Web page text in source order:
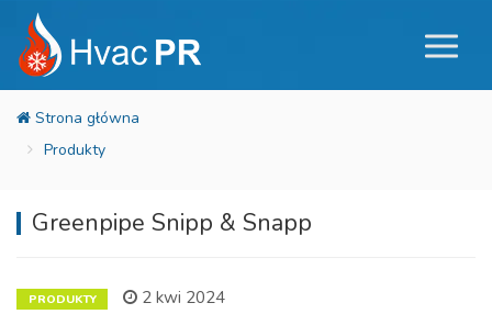
Produkty
Greenpipe Snipp & Snapp
PRODUKTY 2 kwi 2024